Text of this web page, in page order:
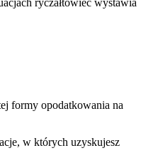
ryczałtowiec wystawia
formy opodatkowania na
w których uzyskujesz